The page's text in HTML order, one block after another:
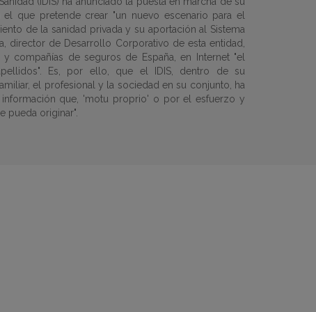
que pretende crear "un nuevo escenario para el
de la sanidad privada y su aportación al Sistema
director de Desarrollo Corporativo de esta entidad,
compañías de seguros de España, en Internet "el
Es, por ello, que el IDIS, dentro de su
el profesional y la sociedad en su conjunto, ha
que, 'motu proprio' o por el esfuerzo y
pueda originar".